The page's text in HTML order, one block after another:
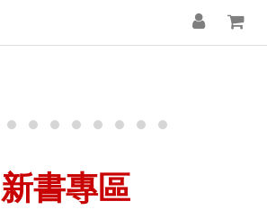
新書專區